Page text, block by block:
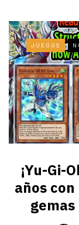
JUEGOS
¡Yu-Gi-
años